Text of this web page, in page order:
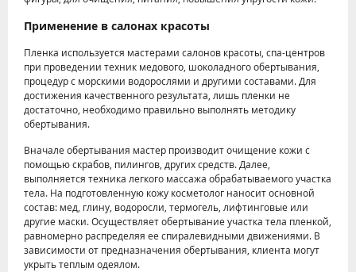
Применение в салонах красоты
Пленка используется мастерами салонов красоты, спа-центров
при проведении техник медового, шоколадного обертывания,
процедур с морскими водорослями и другими составами. Для
достижения качественного результата, лишь пленки не
достаточно, необходимо правильно выполнять методику
обертывания.
Вначале обертывания мастер производит очищение кожи с
помощью скрабов, пилингов, других средств. Далее,
выполняется техника легкого массажа обрабатываемого участка
тела. На подготовленную кожу косметолог наносит основной
состав: мед, глину, водоросли, термогель, лифтинговые или
другие маски. Осуществляет обертывание участка тела пленкой,
равномерно распределяя ее спиралевидными движениями. В
зависимости от предназначения обертывания, клиента могут
укрыть теплым одеялом.